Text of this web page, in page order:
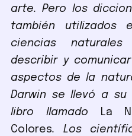
arte. Pero los
también
ciencias
describir y
aspectos de la
Darwin se llevó a
libro llamado
La
Colores. Los